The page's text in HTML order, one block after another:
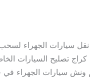
سيارات الجهراء لسحب
كراج تصليح السيارات
ونش سيارات الجهراء